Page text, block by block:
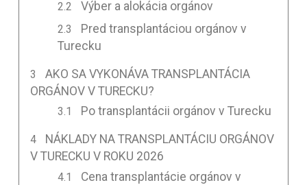
Výber a alokácia orgánov
Pred transplantáciou orgánov v
Turecku
AKO SA VYKONÁVA TRANSPLANTÁCIA
ORGÁNOV V TURECKU?
Po transplantácii orgánov v Turecku
NÁKLADY NA TRANSPLANTÁCIU ORGÁNOV
V TURECKU V ROKU 2026
Cena transplantácie orgánov v